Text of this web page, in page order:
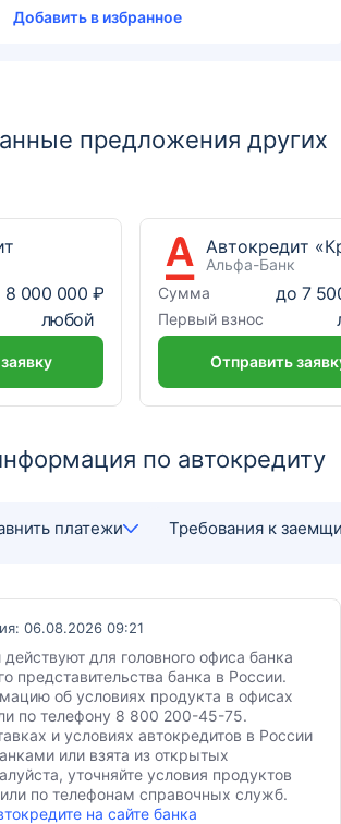
Добавить в избранное
предложения других
8 000 000 ₽
любой
Альфа-Банк
Сумма
до 7
Первый взнос
Отправить
по автокредиту
платежи Требования к
06.08.2026 09:21
для головного офиса банка
представительства банка в России.
об условиях продукта в офисах
по телефону 8 800 200-45-75.
и условиях автокредитов в России
или взята из открытых
уточняйте условия продуктов
по телефонам справочных служб.
на сайте банка